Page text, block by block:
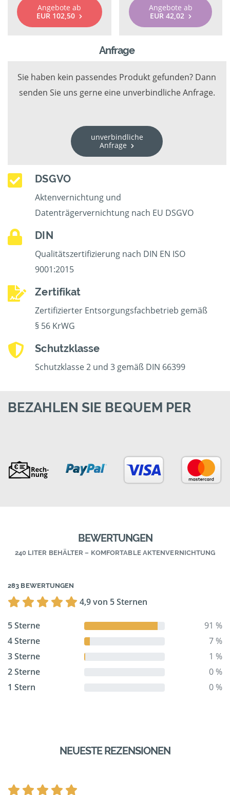
Angebote ab
EUR 102,50
Angebote ab
EUR 42,02
Anfrage
Sie haben kein passendes Produkt gefunden? Dann
senden Sie uns gerne eine unverbindliche Anfrage.
unverbindliche
Anfrage
DSGVO
Aktenvernichtung und
Datenträgervernichtung nach EU DSGVO
DIN
Qualitätszertifizierung nach DIN EN ISO
9001:2015
Zertifikat
Zertifizierter Entsorgungsfachbetrieb gemäß
§ 56 KrWG
Schutzklasse
Schutzklasse 2 und 3 gemäß DIN 66399
BEZAHLEN SIE BEQUEM PER
BEWERTUNGEN
240 LITER BEHÄLTER – KOMFORTABLE AKTENVERNICHTUNG
283 BEWERTUNGEN
4,9 von 5 Sternen
5 Sterne
91 %
4 Sterne
7 %
3 Sterne
1 %
2 Sterne
0 %
1 Stern
0 %
NEUESTE REZENSIONEN